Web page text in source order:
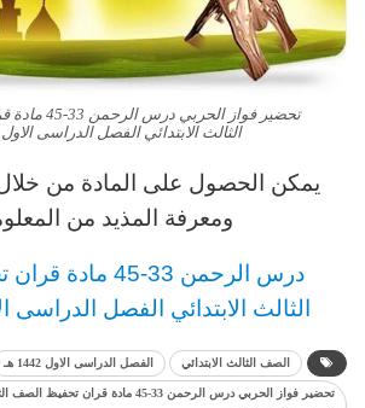
تحضير فواز
الثالث الابتدائي الفصل الدراسى الاول 1443 هـ
يمكن الحصول على المادة من خلال
ومعرفة المذيد من
درس الرحمن 33-45 مادة قران تحفيظ
الثالث الابتدائي الفصل الدراسى الاول
الصف الثالث الابتدائي الفصل الدراسى الاول 1442 هـ
تحضير فواز الحربي درس الرحمن 33-45 مادة